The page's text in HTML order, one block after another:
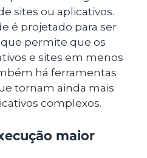
sites ou aplicativos.
é projetado para ser
permite que os
e sites em menos
há ferramentas
tornam ainda mais
complexos.
maior